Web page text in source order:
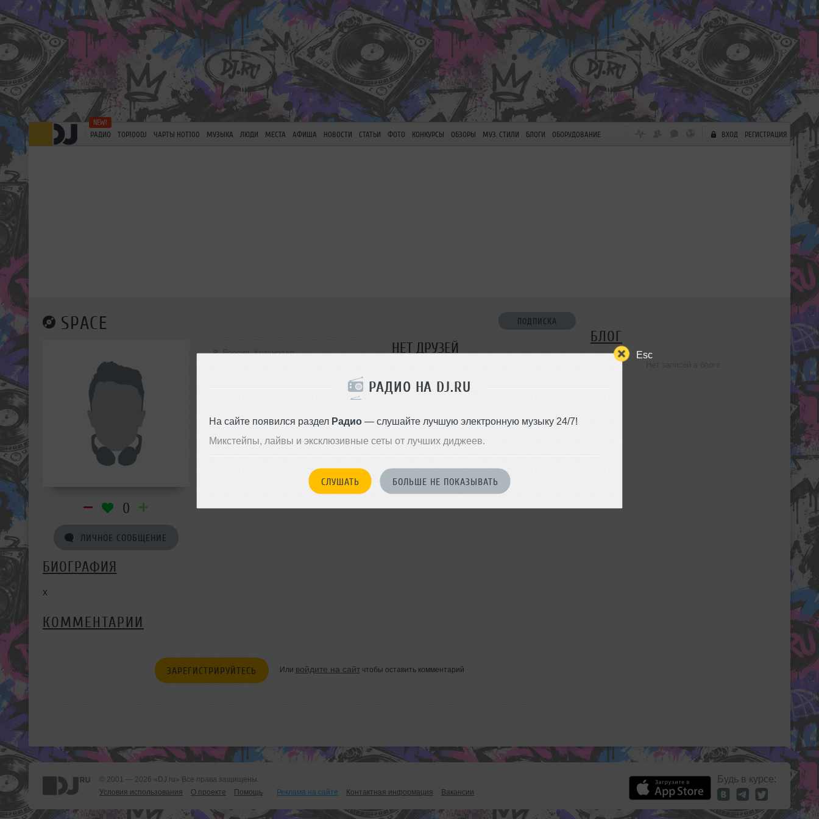
Esc
РАДИО НА DJ.RU
На сайте появился раздел Радио— слушайте лучшую электронную музыку 24/7!
Микстейпы, лайвы и эксклюзивные сеты от лучших диджеев.
СЛУШАТЬ БОЛЬШЕ НЕ ПОКАЗЫВАТЬ
РАДИО TOP100DJ ЧАРТЫ HOT100 МУЗЫКА ЛЮДИ МЕСТА АФИША НОВОСТИ СТАТЬИ ФОТО КОНКУРСЫ ОБЗОРЫ МУЗ. СТИЛИ БЛОГИ ОБОРУДОВАНИЕ ВХОД РЕГИСТРАЦИЯ
SPACE ПОДПИСКА
0
ЛИЧНОЕ СООБЩЕНИЕ
Россия, Краснодар НЕТ ДРУЗЕЙ
БИОГРАФИЯ
x
КОММЕНТАРИИ
ЗАРЕГИСТРИРУЙТЕСЬ Или войдите на сайтчтобы оставить комментарий
БЛОГ
© 2001 — 2026 «DJ.ru» Все права защищены.
Условия использования
О проекте Помощь Реклама на сайте Контактная информация Вакансии
Будь в курсе: